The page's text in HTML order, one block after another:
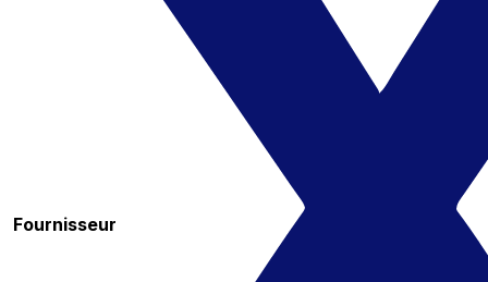
Fournisseur